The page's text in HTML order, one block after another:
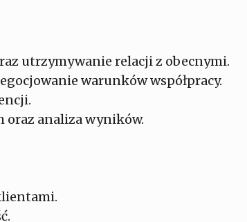
utrzymywanie relacji z obecnymi.
warunków współpracy.
oraz analiza wyników.